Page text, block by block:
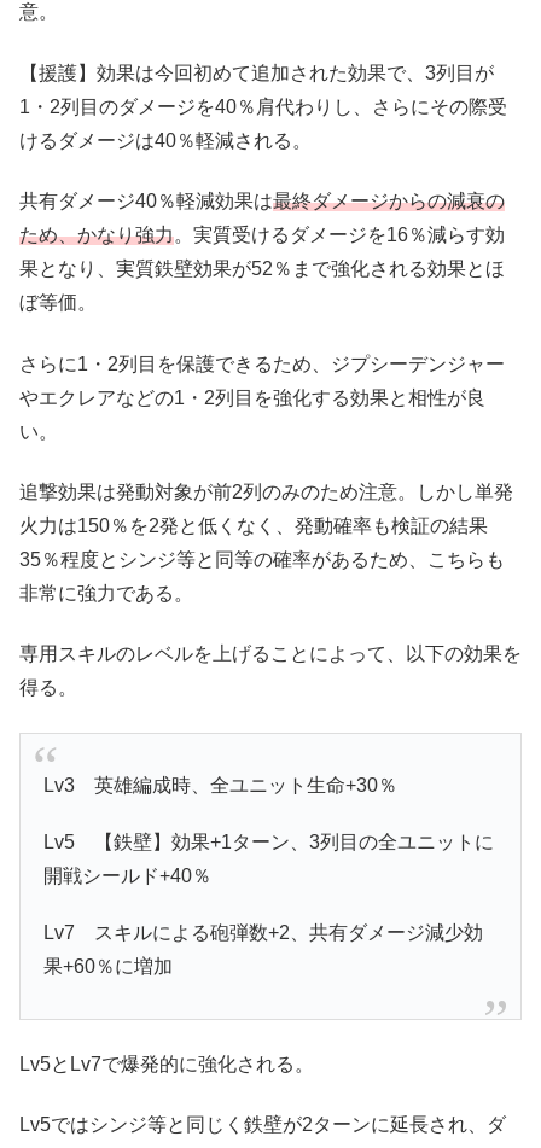
意。
【援護】効果は今回初めて追加された効果で、3列目が
1・2列目のダメージを40％肩代わりし、さらにその際受
けるダメージは40％軽減される。
共有ダメージ40％軽減効果は最終ダメージからの減衰の
ため、かなり強力。実質受けるダメージを16％減らす効
果となり、実質鉄壁効果が52％まで強化される効果とほ
ぼ等価。
さらに1・2列目を保護できるため、ジプシーデンジャー
やエクレアなどの1・2列目を強化する効果と相性が良
い。
追撃効果は発動対象が前2列のみのため注意。しかし単発
火力は150％を2発と低くなく、発動確率も検証の結果
35％程度とシンジ等と同等の確率があるため、こちらも
非常に強力である。
専用スキルのレベルを上げることによって、以下の効果を
得る。
Lv3 英雄編成時、全ユニット生命+30％
Lv5 【鉄壁】効果+1ターン、3列目の全ユニットに
開戦シールド+40％
Lv7 スキルによる砲弾数+2、共有ダメージ減少効
果+60％に増加
Lv5とLv7で爆発的に強化される。
Lv5ではシンジ等と同じく鉄壁が2ターンに延長され、ダ